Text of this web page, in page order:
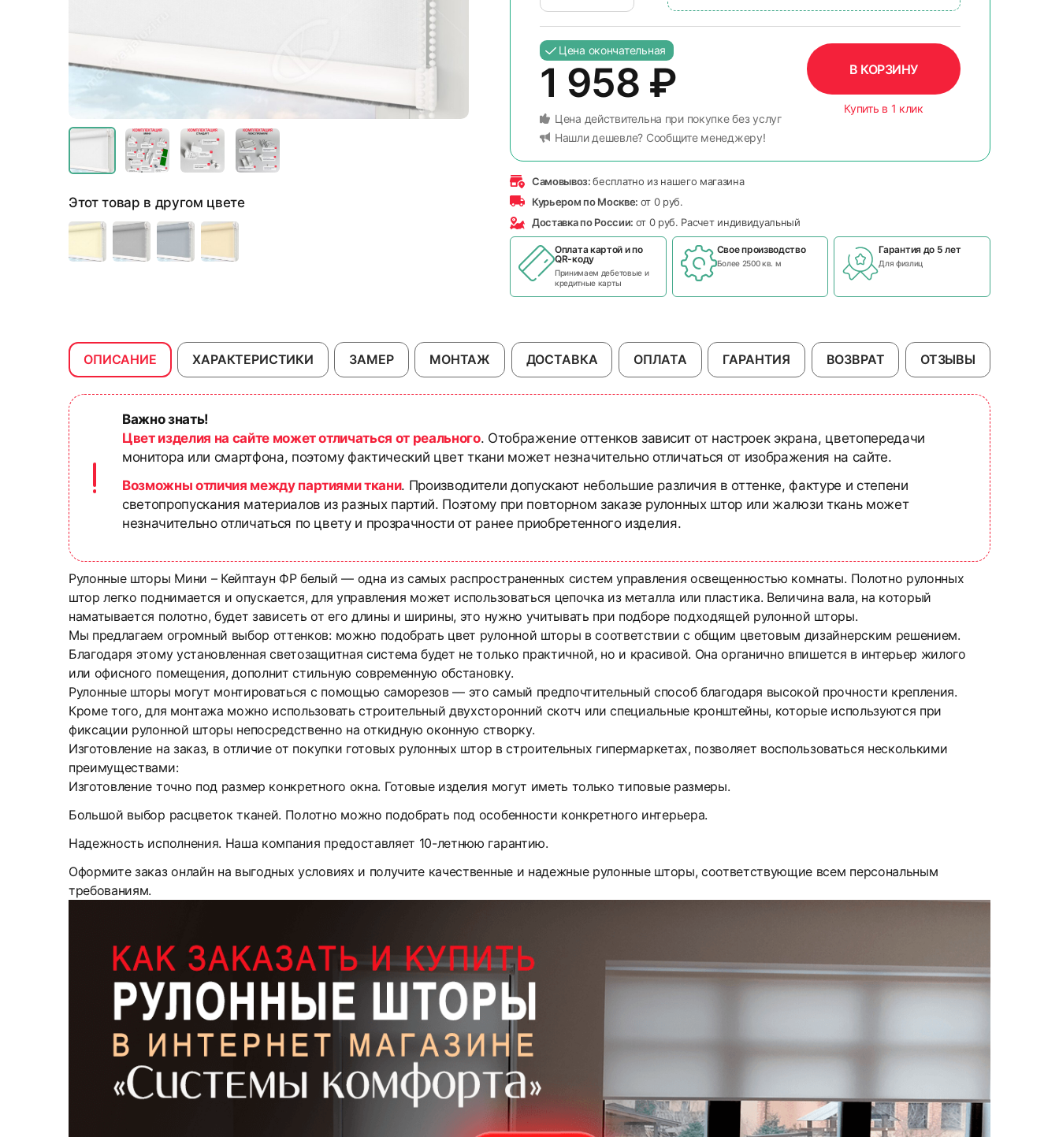
Этот товар в другом цвете
Цена окончательная
1 958 ₽
Цена действительна при покупке без услуг
Нашли дешевле? Сообщите менеджеру!
В КОРЗИНУ
Купить в 1 клик
Самовывоз:бесплатно из нашего магазина
Курьером по Москве: от 0 руб.
Доставка по России: от 0 руб. Расчет индивидуальный
Оплата картой и по
QR-коду
Принимаем дебетовые и
кредитные карты
Свое производство
Более 2500 кв. м
Гарантия до 5 лет
Для физлиц
ОПИСАНИЕ ХАРАКТЕРИСТИКИ ЗАМЕР МОНТАЖ ДОСТАВКА ОПЛАТА ГАРАНТИЯ ВОЗВРАТ ОТЗЫВЫ
Важно знать!
Цвет изделия на сайте может отличаться от реального. Отображение оттенков зависит от настроек экрана, цветопередачи
монитора или смартфона, поэтому фактический цвет ткани может незначительно отличаться от изображения на сайте.
Возможны отличия между партиями ткани. Производители допускают небольшие различия в оттенке, фактуре и степени
светопропускания материалов из разных партий. Поэтому при повторном заказе рулонных штор или жалюзи ткань может
незначительно отличаться по цвету и прозрачности от ранее приобретенного изделия.
Рулонные шторы Мини – Кейптаун ФР белый — одна из самых распространенных систем управления освещенностью комнаты. Полотно рулонных
штор легко поднимается и опускается, для управления может использоваться цепочка из металла или пластика. Величина вала, на который
наматывается полотно, будет зависеть от его длины и ширины, это нужно учитывать при подборе подходящей рулонной шторы.
Мы предлагаем огромный выбор оттенков: можно подобрать цвет рулонной шторы в соответствии с общим цветовым дизайнерским решением.
Благодаря этому установленная светозащитная система будет не только практичной, но и красивой. Она органично впишется в интерьер жилого
или офисного помещения, дополнит стильную современную обстановку.
Рулонные шторы могут монтироваться с помощью саморезов — это самый предпочтительный способ благодаря высокой прочности крепления.
Кроме того, для монтажа можно использовать строительный двухсторонний скотч или специальные кронштейны, которые используются при
фиксации рулонной шторы непосредственно на откидную оконную створку.
Изготовление на заказ, в отличие от покупки готовых рулонных штор в строительных гипермаркетах, позволяет воспользоваться несколькими
преимуществами:
Изготовление точно под размер конкретного окна. Готовые изделия могут иметь только типовые размеры.
Большой выбор расцветок тканей. Полотно можно подобрать под особенности конкретного интерьера.
Надежность исполнения. Наша компания предоставляет 10-летнюю гарантию.
Оформите заказ онлайн на выгодных условиях и получите качественные и надежные рулонные шторы, соответствующие всем персональным
требованиям.